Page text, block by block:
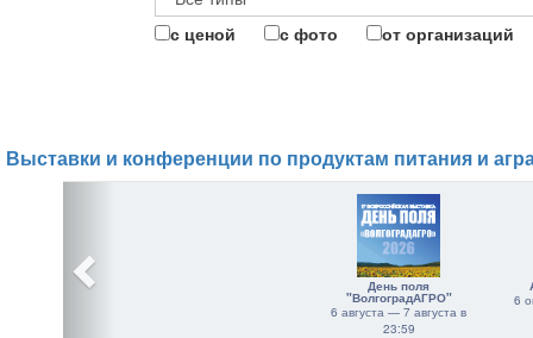
с ценой с фото от организаций
Выставки и конференции по продуктам питания и
День поля
"ВолгоградАГРО"
6 августа — 7 августа в
23:59
6